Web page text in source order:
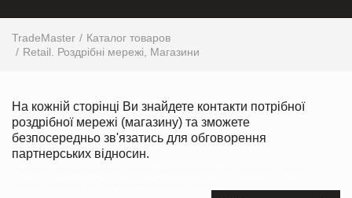
TradeMaster
Каталог товаров
Retail. Роздрібні мережі, Магазини
На кожній сторінці Ви знайдете контакти потрібної
роздрібної мережі (магазину) та зможете
безпосередньо зв'язатись для обговорення
партнерських відносин.